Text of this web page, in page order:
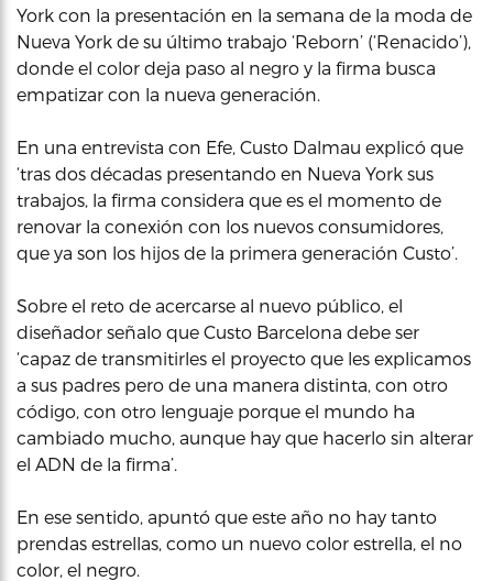
York con la presentación en la semana de la moda de
Nueva York de su último trabajo ‘Reborn’ (‘Renacido’),
donde el color deja paso al negro y la firma busca
empatizar con la nueva generación.
En una entrevista con Efe, Custo Dalmau explicó que
‘tras dos décadas presentando en Nueva York sus
trabajos, la firma considera que es el momento de
renovar la conexión con los nuevos consumidores,
que ya son los hijos de la primera generación Custo’.
Sobre el reto de acercarse al nuevo público, el
diseñador señalo que Custo Barcelona debe ser
‘capaz de transmitirles el proyecto que les explicamos
a sus padres pero de una manera distinta, con otro
código, con otro lenguaje porque el mundo ha
cambiado mucho, aunque hay que hacerlo sin alterar
el ADN de la firma’.
En ese sentido, apuntó que este año no hay tanto
prendas estrellas, como un nuevo color estrella, el no
color, el negro.